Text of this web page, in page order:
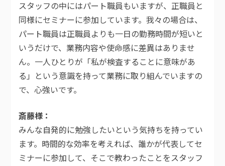
スタッフの中にはパート職員もいますが、正職員と
同様にセミナーに参加しています。我々の場合は、
パート職員は正職員よりも一日の勤務時間が短いと
いうだけで、業務内容や使命感に差異はありませ
ん。一人ひとりが「私が検査することに意味があ
る」という意識を持って業務に取り組んでいますの
で、心強いです。
斎藤様
みんな自発的に勉強したいという気持ちを持ってい
ます。時間的な効率を考えれば、誰かが代表してセ
ミナーに参加して、そこで教わったことをスタッフ